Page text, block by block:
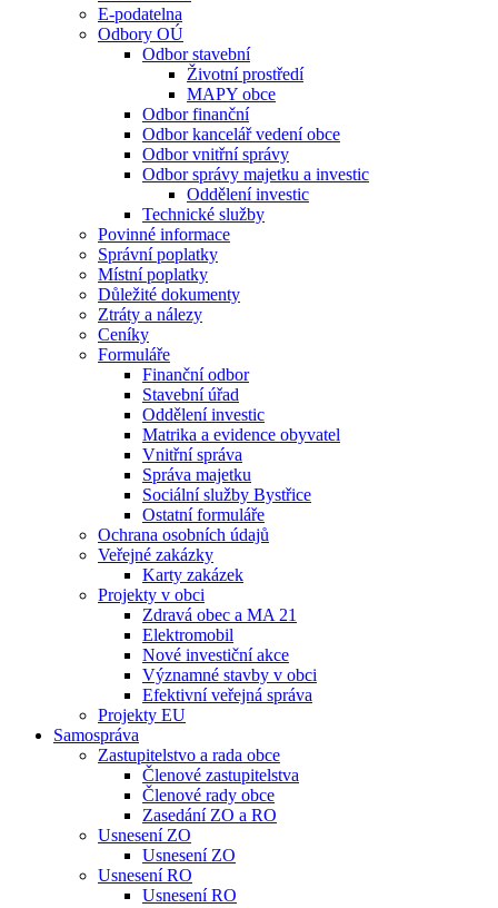
E-podatelna
Odbory OÚ
Odbor stavební
Životní prostředí
MAPY obce
Odbor finanční
Odbor kancelář vedení obce
Odbor vnitřní správy
Odbor správy majetku a investic
Oddělení investic
Technické služby
Povinné informace
Správní poplatky
Místní poplatky
Důležité dokumenty
Ztráty a nálezy
Ceníky
Formuláře
Finanční odbor
Stavební úřad
Oddělení investic
Matrika a evidence obyvatel
Vnitřní správa
Správa majetku
Sociální služby Bystřice
Ostatní formuláře
Ochrana osobních údajů
Veřejné zakázky
Karty zakázek
Projekty v obci
Zdravá obec a MA 21
Elektromobil
Nové investiční akce
Významné stavby v obci
Efektivní veřejná správa
Projekty EU
Samospráva
Zastupitelstvo a rada obce
Členové zastupitelstva
Členové rady obce
Zasedání ZO a RO
Usnesení ZO
Usnesení ZO
Usnesení RO
Usnesení RO